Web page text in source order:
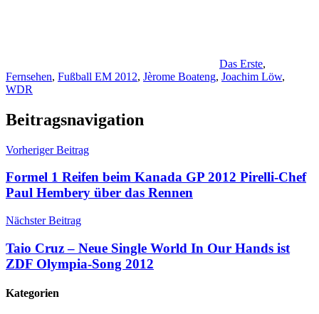
Das Erste,
Fernsehen, Fußball EM 2012, Jèrome Boateng, Joachim Löw,
WDR
Beitragsnavigation
Vorheriger Beitrag
Formel 1 Reifen beim Kanada GP 2012 Pirelli-Chef
Paul Hembery über das Rennen
Nächster Beitrag
Taio Cruz – Neue Single World In Our Hands ist
ZDF Olympia-Song 2012
Kategorien